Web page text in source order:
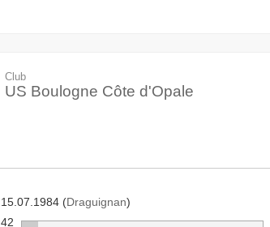
Club
US Boulogne Côte d'Opale
15.07.1984 (Draguignan)
42